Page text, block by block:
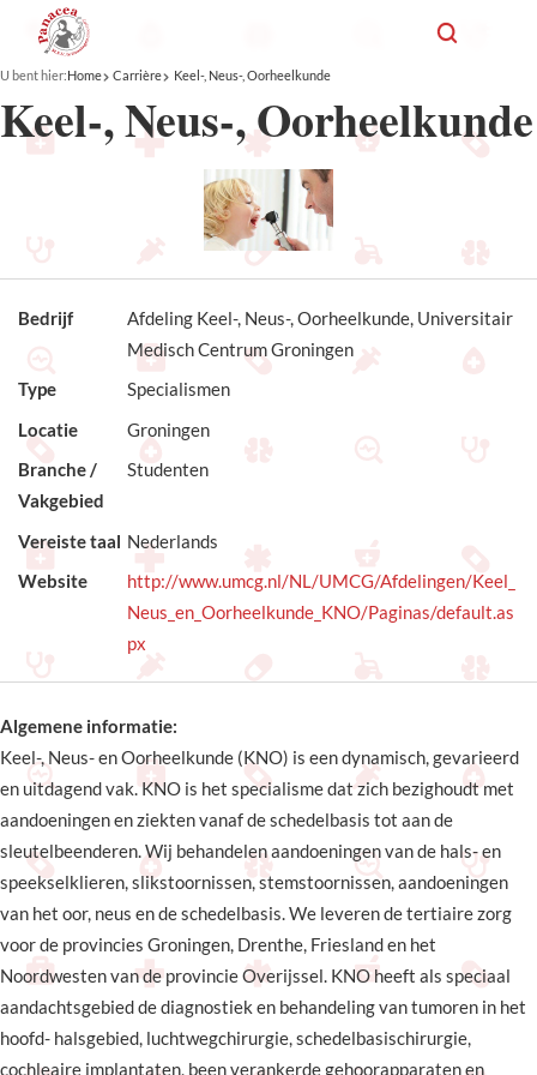
U bent hier:Home Carrière Keel-, Neus-, Oorheelkunde
Keel-, Neus-, Oorheelkunde
Bedrijf
Afdeling Keel-, Neus-, Oorheelkunde, Universitair
Medisch Centrum Groningen
Type
Specialismen
Locatie
Groningen
Branche /
Vakgebied
Studenten
Vereiste taal Nederlands
Website
http://www.umcg.nl/NL/UMCG/Afdelingen/Keel_
Neus_en_Oorheelkunde_KNO/Paginas/default.as
px
Algemene informatie:
Keel-, Neus- en Oorheelkunde (KNO) is een dynamisch, gevarieerd
en uitdagend vak. KNO is het specialisme dat zich bezighoudt met
aandoeningen en ziekten vanaf de schedelbasis tot aan de
sleutelbeenderen. Wij behandelen aandoeningen van de hals- en
speekselklieren, slikstoornissen, stemstoornissen, aandoeningen
van het oor, neus en de schedelbasis. We leveren de tertiaire zorg
voor de provincies Groningen, Drenthe, Friesland en het
Noordwesten van de provincie Overijssel. KNO heeft als speciaal
aandachtsgebied de diagnostiek en behandeling van tumoren in het
hoofd- halsgebied, luchtwegchirurgie, schedelbasischirurgie,
cochleaire implantaten, been verankerde gehoorapparaten en